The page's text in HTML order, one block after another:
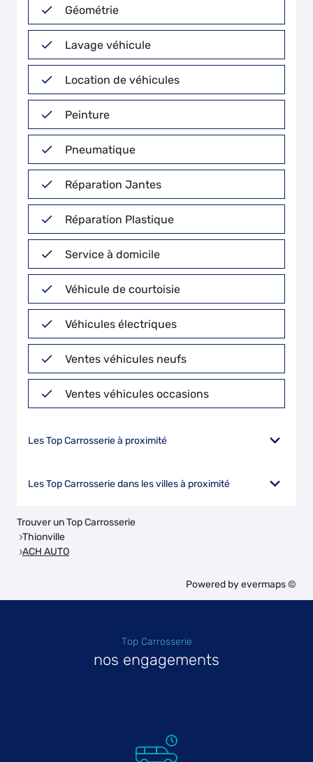
Géométrie
Lavage véhicule
Location de véhicules
Peinture
Pneumatique
Réparation Jantes
Réparation Plastique
Service à domicile
Véhicule de courtoisie
Véhicules électriques
Ventes véhicules neufs
Ventes véhicules occasions
Les Top Carrosserie à proximité
Les Top Carrosserie dans les villes à proximité
Trouver un Top Carrosserie
Thionville
ACH AUTO
Powered byevermaps ©
Top Carrosserie
nos engagements